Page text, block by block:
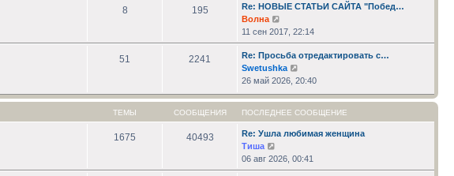
сообщению
8 195
Re: НОВЫЕ СТАТЬИ САЙТА "Побед…
Волна
к
последнему
сообщению
11 сен 2017, 22:14
51 2241
Re: Просьба отредактировать с…
Swetushka
к
последнему
сообщению
26 май 2026, 20:40
ТЕМЫ СООБЩЕНИЯ ПОСЛЕДНЕЕ СООБЩЕНИЕ
1675 40493
Re: Ушла любимая женщина
Тиша
к
последнему
06 авг 2026, 00:41